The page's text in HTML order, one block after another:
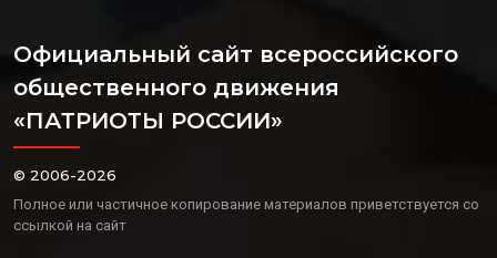
Официальный сайт всероссийского
общественного движения
«ПАТРИОТЫ РОССИИ»
© 2006-2026
Полное или частичное копирование материалов приветствуется со
ссылкой на сайт